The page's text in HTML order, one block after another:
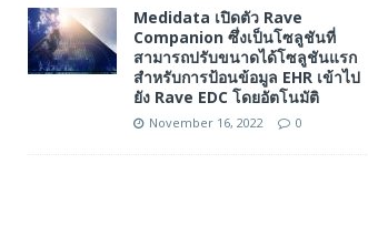
Medidata เปิดตัว Rave
Companion ซึ่งเป็นโซลูชันที่
สามารถปรับขนาดได้โซลูชันแรก
สำหรับการป้อนข้อมูล EHR เข้าไป
ยัง Rave EDC โดยอัตโนมัติ
November 16, 2022 0